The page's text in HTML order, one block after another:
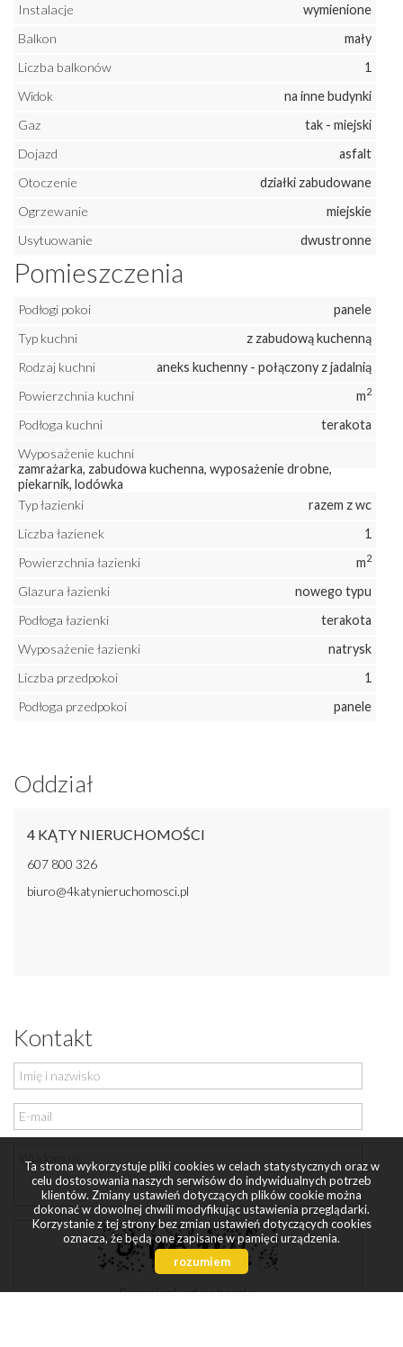
Instalacje
wymienione
Balkon
mały
Liczba balkonów
1
Widok
na inne budynki
Gaz
tak - miejski
Dojazd
asfalt
Otoczenie
działki zabudowane
Ogrzewanie
miejskie
Usytuowanie
dwustronne
Pomieszczenia
Podłogi pokoi
panele
Typ kuchni
z zabudową kuchenną
Rodzaj kuchni
aneks kuchenny - połączony z jadalnią
Powierzchnia kuchni
m2
Podłoga kuchni
terakota
Wyposażenie kuchni
zamrażarka, zabudowa kuchenna, wyposażenie drobne,
piekarnik, lodówka
Typ łazienki
razem z wc
Liczba łazienek
1
Powierzchnia łazienki
m2
Glazura łazienki
nowego typu
Podłoga łazienki
terakota
Wyposażenie łazienki
natrysk
Liczba przedpokoi
1
Podłoga przedpokoi
panele
Oddział
4 KĄTY NIERUCHOMOŚCI
607 800 326
biuro@4katynieruchomosci.pl
Kontakt
Ta strona wykorzystuje pliki cookies w celach statystycznych oraz w
celu dostosowania naszych serwisów do indywidualnych potrzeb
klientów. Zmiany ustawień dotyczących plików cookie można
dokonać w dowolnej chwili modyfikując ustawienia przeglądarki.
Korzystanie z tej strony bez zmian ustawień dotyczących cookies
oznacza, że będą one zapisane w pamięci urządzenia.
rozumiem